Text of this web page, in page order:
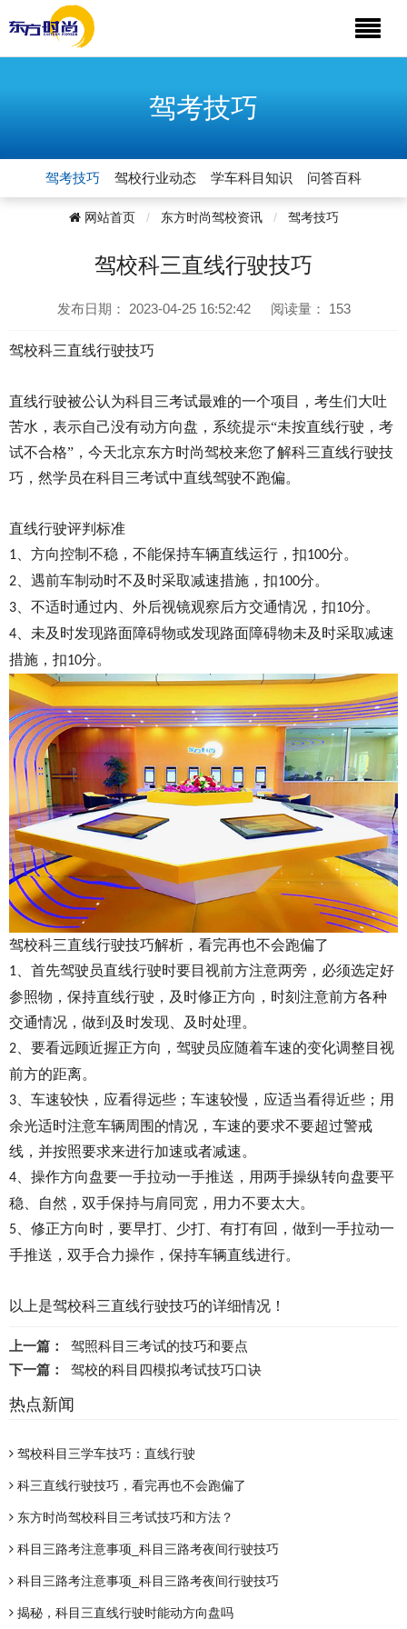
驾考技巧
驾考技巧 驾校行业动态 学车科目知识 问答百科
网站首页 东方时尚驾校资讯 驾考技巧
驾校科三直线行驶技巧
发布日期： 2023-04-25 16:52:42 阅读量： 153
驾校科三直线行驶技巧
直线行驶被公认为科目三考试最难的一个项目，考生们大吐
苦水，表示自己没有动方向盘，系统提示“未按直线行驶，考
试不合格”，今天北京东方时尚驾校来您了解科三直线行驶技
巧，然学员在科目三考试中直线驾驶不跑偏。
直线行驶评判标准
1 、方向控制不稳，不能保持车辆直线运行，扣100分。
2 、遇前车制动时不及时采取减速措施，扣100分。
3 、不适时通过内、外后视镜观察后方交通情况，扣10分。
4 、未及时发现路面障碍物或发现路面障碍物未及时采取减速
措施，扣10分。
驾校科三直线行驶技巧解析，看完再也不会跑偏了
1 、首先驾驶员直线行驶时要目视前方注意两旁，必须选定好
参照物，保持直线行驶，及时修正方向，时刻注意前方各种
交通情况，做到及时发现、及时处理。
2 、要看远顾近握正方向，驾驶员应随着车速的变化调整目视
前方的距离。
3 、车速较快，应看得远些；车速较慢，应适当看得近些；用
余光适时注意车辆周围的情况，车速的要求不要超过警戒
线，并按照要求来进行加速或者减速。
4 、操作方向盘要一手拉动一手推送，用两手操纵转向盘要平
稳、自然，双手保持与肩同宽，用力不要太大。
5 、修正方向时，要早打、少打、有打有回，做到一手拉动一
手推送，双手合力操作，保持车辆直线进行。
以上是驾校科三直线行驶技巧的详细情况！
上一篇：
驾照科目三考试的技巧和要点
下一篇：
驾校的科目四模拟考试技巧口诀
热点新闻
驾校科目三学车技巧：直线行驶
科三直线行驶技巧，看完再也不会跑偏了
东方时尚驾校科目三考试技巧和方法？
科目三路考注意事项_科目三路考夜间行驶技巧
科目三路考注意事项_科目三路考夜间行驶技巧
揭秘，科目三直线行驶时能动方向盘吗